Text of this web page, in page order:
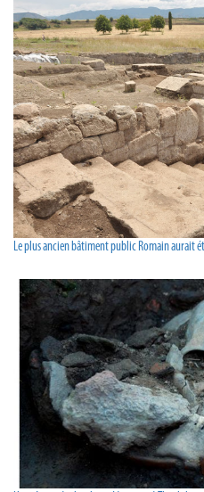
Le plus ancien bâtiment public Romain aurait